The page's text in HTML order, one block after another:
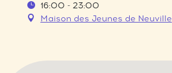
16:00 - 23:00
Maison des Jeunes de Neuville